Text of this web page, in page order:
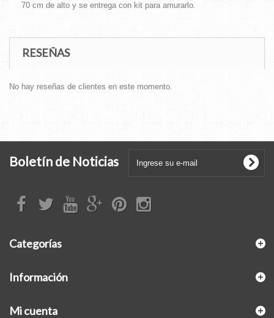
70 cm de alto y se entrega con kit para amurarlo.
RESEÑAS
No hay reseñas de clientes en este momento.
Boletín de Noticias
Categorías
Información
Mi cuenta